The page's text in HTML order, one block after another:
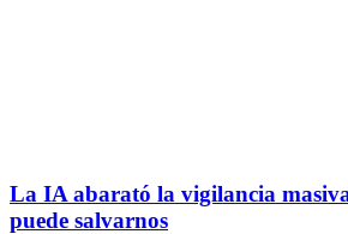
La IA abarató la vigilancia
puede salvarnos